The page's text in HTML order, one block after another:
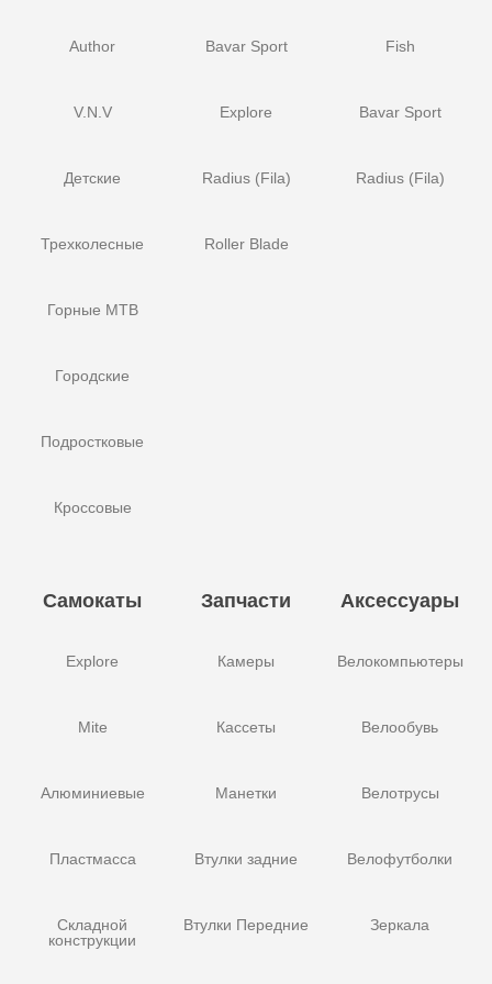
Author
V.N.V
Детские
Трехколесные
Горные MTB
Городские
Подростковые
Кроссовые
Bavar Sport
Explore
Radius (Fila)
Roller Blade
Fish
Bavar Sport
Radius (Fila)
Самокаты
Explore
Mite
Алюминиевые
Пластмасса
Складной
конструкции
Запчасти
Камеры
Кассеты
Манетки
Втулки задние
Втулки Передние
Аксессуары
Велокомпьютеры
Велообувь
Велотрусы
Велофутболки
Зеркала